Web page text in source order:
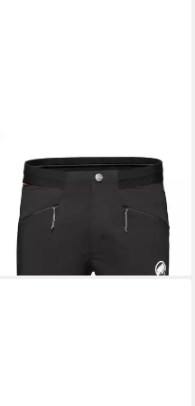
MAMMUTTrekkingshorts
Aenergy Light SO Shorts Men
ab 96,00 €
-20%